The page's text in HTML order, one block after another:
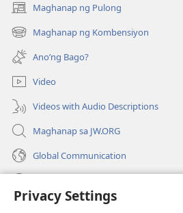
Privacy Settings
Maghanap ng Pulong
(may
bubukas
na
bagong
window)
Maghanap ng Kombensiyon
(may
bubukas
na
bagong
window)
Ano’ng Bago?
Video
Videos with Audio Descriptions
Maghanap sa JW.ORG
Global Communication